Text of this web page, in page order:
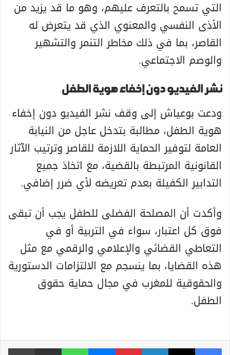
التي تسمح بالتعرف عليهم، وهو ما قد يزيد من
الأذى النفسي والمعنوي الذي قد يتعرض له
القاصر، بما في ذلك مخاطر التنمر والتشهير
والوصم الاجتماعي.
نشر الفيديو دون إخفاء هوية الطفل
ودعت بوعياش إلى وقف نشر الفيديو دون إخفاء
هوية الطفل، مطالبة بتدخل عاجل من النيابة
العامة لتوفير الحماية اللازمة للقاصر وترتيب الآثار
القانونية المرتبطة بالقضية، مع اتخاذ جميع
التدابير الكفيلة بعدم تعريضه لأي ضرر إضافي.
وأكدت أن المصلحة الفضلى للطفل يجب أن تبقى
فوق كل اعتبار، سواء في التربية أو في
التعاطي القضائي والإعلامي والرقمي مع مثل
هذه القضايا، بما ينسجم مع الالتزامات الدستورية
والحقوقية للمغرب في مجال حماية حقوق
الطفل.
فيسبوك ‫X لينكدإن بينتيريست ماسنجر واتساب مشاركة عبر البريد